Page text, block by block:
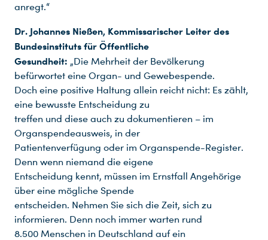
anregt.“
Dr. Johannes Nießen, Kommissarischer Leiter des
Bundesinstituts für Öffentliche
Gesundheit: „Die Mehrheit der Bevölkerung
befürwortet eine Organ- und Gewebespende.
Doch eine positive Haltung allein reicht nicht: Es zählt,
eine bewusste Entscheidung zu
treffen und diese auch zu dokumentieren – im
Organspendeausweis, in der
Patientenverfügung oder im Organspende-Register.
Denn wenn niemand die eigene
Entscheidung kennt, müssen im Ernstfall Angehörige
über eine mögliche Spende
entscheiden. Nehmen Sie sich die Zeit, sich zu
informieren. Denn noch immer warten rund
8.500 Menschen in Deutschland auf ein